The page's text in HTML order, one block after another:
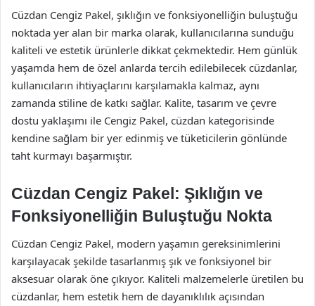
Cüzdan Cengiz Pakel, şıklığın ve fonksiyonelliğin buluştuğu
noktada yer alan bir marka olarak, kullanıcılarına sunduğu
kaliteli ve estetik ürünlerle dikkat çekmektedir. Hem günlük
yaşamda hem de özel anlarda tercih edilebilecek cüzdanlar,
kullanıcıların ihtiyaçlarını karşılamakla kalmaz, aynı
zamanda stiline de katkı sağlar. Kalite, tasarım ve çevre
dostu yaklaşımı ile Cengiz Pakel, cüzdan kategorisinde
kendine sağlam bir yer edinmiş ve tüketicilerin gönlünde
taht kurmayı başarmıştır.
Cüzdan Cengiz Pakel: Şıklığın ve
Fonksiyonelliğin Buluştuğu Nokta
Cüzdan Cengiz Pakel, modern yaşamın gereksinimlerini
karşılayacak şekilde tasarlanmış şık ve fonksiyonel bir
aksesuar olarak öne çıkıyor. Kaliteli malzemelerle üretilen bu
cüzdanlar, hem estetik hem de dayanıklılık açısından